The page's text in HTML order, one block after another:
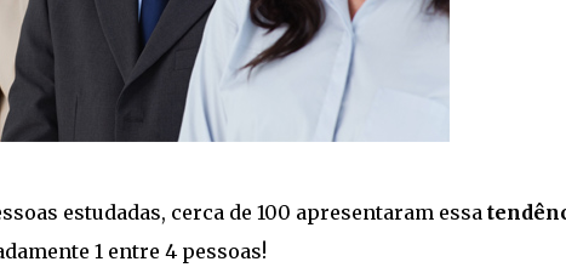
estudadas, cerca de 100 apresentaram essa
1 entre 4 pessoas!